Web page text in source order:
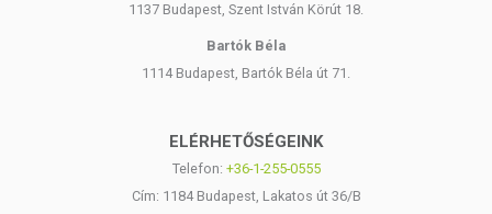
1137 Budapest, Szent István Körút 18.
Bartók Béla
1114 Budapest, Bartók Béla út 71.
ELÉRHETŐSÉGEINK
Telefon: +36-1-255-0555
Cím: 1184 Budapest, Lakatos út 36/B